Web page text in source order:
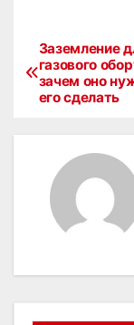
Н
ц
Заземление
газового
зачем оно
его сделать